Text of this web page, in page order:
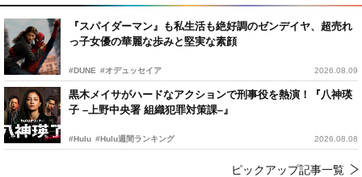
『スパイダーマン』も私生活も絶好調のゼンデイヤ、超売れ
っ子女優の華麗な歩みと堅実な素顔
#DUNE #オデュッセイア 2026.08.09
黒木メイサがハードなアクションで刑事役を熱演！『八神瑛
子 –上野中央署 組織犯罪対策課–』
#Hulu #Hulu週間ランキング 2026.08.08
ピックアップ記事一覧